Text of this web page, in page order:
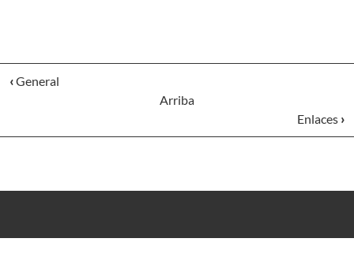
‹General
Arriba
Enlaces ›